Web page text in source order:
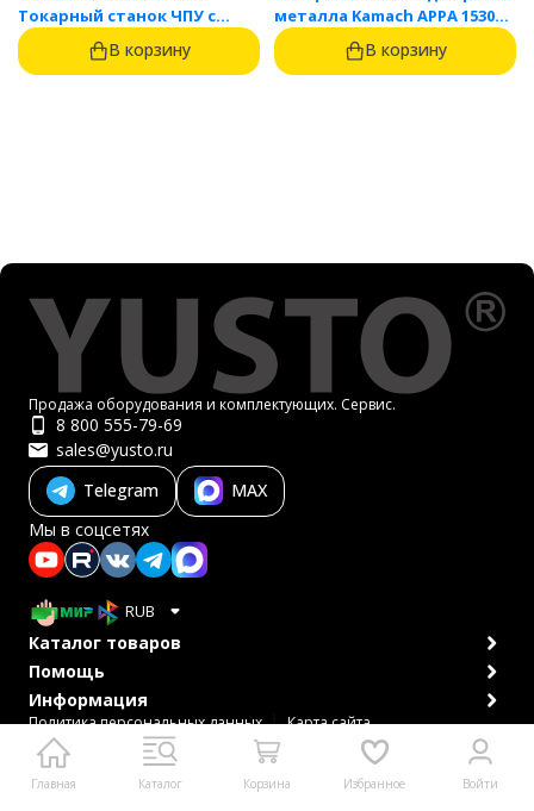
Токарный станок ЧПУ с
горизонтальной станиной
В корзину
металла Kamach APPA 1530
(3000 Вт)
В корзину
Главная Каталог Корзина Избранное Войти
Продажа оборудования и комплектующих. Сервис.
8 800 555-79-69
sales@yusto.ru
Telegram
MAX
Мы в соцсетях
RUB
Каталог товаров
Помощь
Информация
Политика персональных данных
Карта сайта
© 2007-2026 ЮСТО